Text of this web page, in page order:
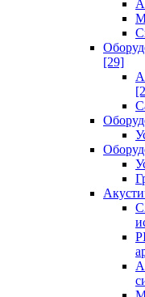
[29]